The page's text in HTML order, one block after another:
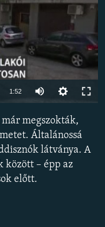
tartalom
1:52
megszokták,
Általánossá
látványa. A
között – épp az
előtt.